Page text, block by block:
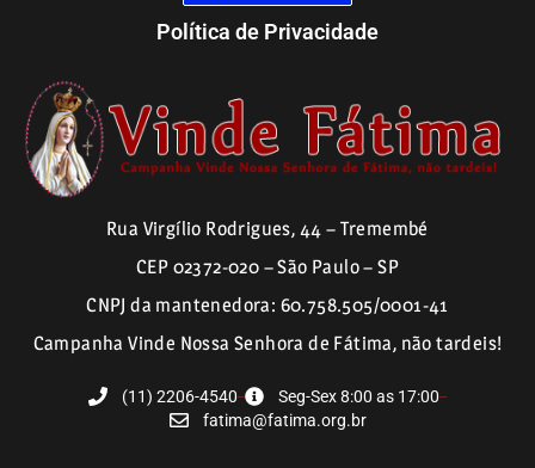
Política de Privacidade
Rua Virgílio Rodrigues, 44 – Tremembé
CEP 02372-020 – São Paulo – SP
CNPJ da mantenedora: 60.758.505/0001-41
Campanha Vinde Nossa Senhora de Fátima, não tardeis!
(11) 2206-4540
Seg-Sex 8:00 as 17:00
fatima@fatima.org.br